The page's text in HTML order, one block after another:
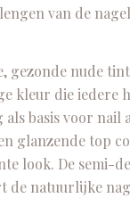
van de
gezonde nude
kleur die iedere
basis voor nail
glanzende top
look. De semi-
de natuurlijke